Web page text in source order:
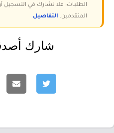
الطلبات؛ فلا نشارك في التسجيل أو
المتقدمين. التفاصيل
شارك